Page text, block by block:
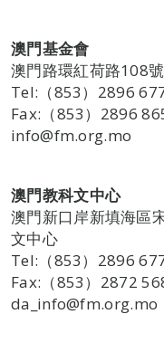
澳門基金會
澳門路環紅荷路108
Tel:（853）2896
Fax:（853）2896
info@fm.org.mo
澳門教科文中心
澳門新口岸新填海區
文中心
Tel:（853）2896
Fax:（853）2872
da_info@fm.org.mo